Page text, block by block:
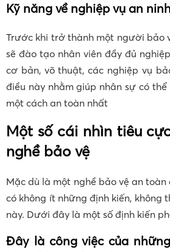
Kỹ năng về nghiệp vụ an
Trước khi trở thành một người bảo
sẽ đào tạo nhân viên đầy đủ
cơ bản, võ thuật, các nghiệp vụ
điều này nhằm giúp nhân sự có
một cách an toàn nhất
Một số cái nhìn tiêu
nghề bảo vệ
Mặc dù là một nghề bảo vệ an toàn
có không ít những định kiến, không
này. Dưới đây là một số định kiến
Đây là công việc của